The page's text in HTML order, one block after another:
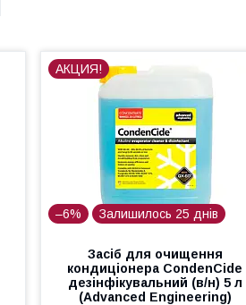
АКЦИЯ!
–6% Залишилось 25 днів
Засіб для очищення
кондиціонера CondenCide
дезінфікувальний (в/н) 5 л
(Advanced Engineering)